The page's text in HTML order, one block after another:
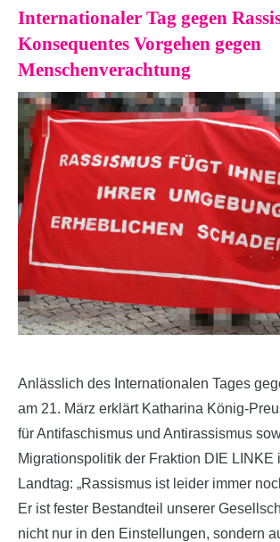
Internationaler Tag gegen
Konsequentes Vorgehen gegen
Menschenverachtung
Anlässlich des Internationalen Tages
am 21. März erklärt Katharina König-
für Antifaschismus und Antirassismus
Migrationspolitik der Fraktion DIE LINKE
Landtag: „Rassismus ist leider immer
Er ist fester Bestandteil unserer
nicht nur in den Einstellungen, sondern